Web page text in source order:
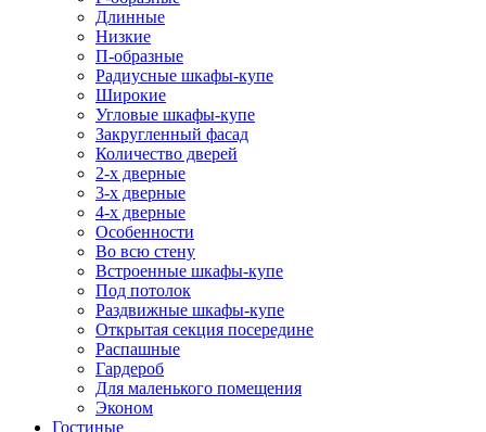
Длинные
Низкие
П-образные
Радиусные шкафы-купе
Широкие
Угловые шкафы-купе
Закругленный фасад
Количество дверей
2-х дверные
3-х дверные
4-х дверные
Особенности
Во всю стену
Встроенные шкафы-купе
Под потолок
Раздвижные шкафы-купе
Открытая секция посередине
Распашные
Гардероб
Для маленького помещения
Эконом
Гостиные